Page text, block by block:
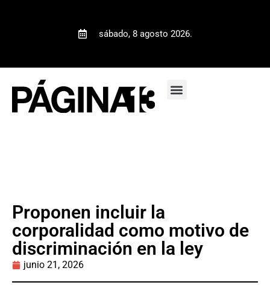
sábado, 8 agosto 2026.
Proponen incluir la
corporalidad como motivo de
discriminación en la ley
junio 21, 2026